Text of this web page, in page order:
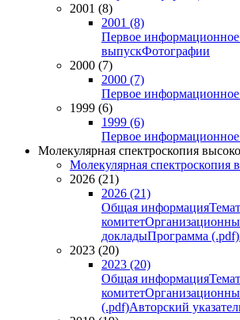
2001 (8)
2001 (8)
Первое
выпускФотографии
2000 (7)
2000 (7)
Первое
1999 (6)
1999 (6)
Первое
Молекулярная спектроскопия
Молекулярная спектроскопия
2026 (21)
2026 (21)
Общая информация
комитет
докладыПрограмма (.pdf)
2023 (20)
2023 (20)
Общая информация
комитет
(.pdf)Авторский